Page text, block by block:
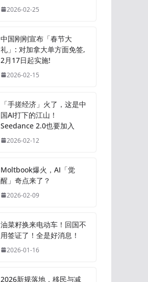
2026-02-25
中国刚刚宣布「春节大
礼」: 对加拿大单方面免签,
2月17日起实施!
2026-02-15
「手搓经济」火了，这是中
国AI打下的江山！
Seedance 2.0也要加入
2026-02-12
Moltbook爆火，AI「觉
醒」奇点来了？
2026-02-09
油菜籽换来电动车！回国不
用签证了！全是好消息！
2026-01-16
2026新规落地，移民与减